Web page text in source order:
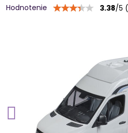
Hodnotenie 3.38/5 (